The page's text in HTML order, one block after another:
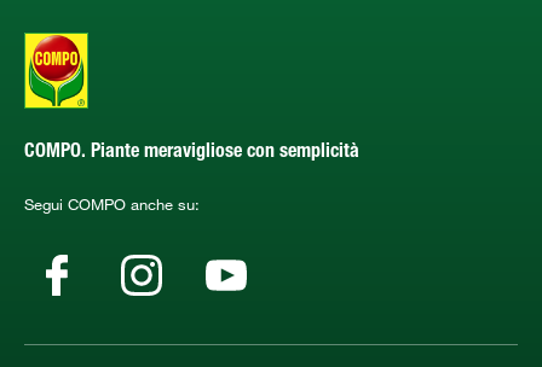
COMPO. Piante meravigliose con semplicità
Segui COMPO anche su: